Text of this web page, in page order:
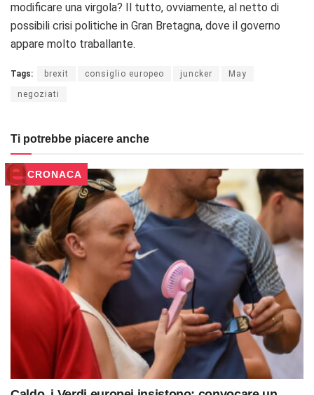
modificare una virgola? Il tutto, ovviamente, al netto di
possibili crisi politiche in Gran Bretagna, dove il governo
appare molto traballante.
Tags: brexit consiglio europeo juncker May
negoziati
Ti potrebbe piacere anche
CRONACA